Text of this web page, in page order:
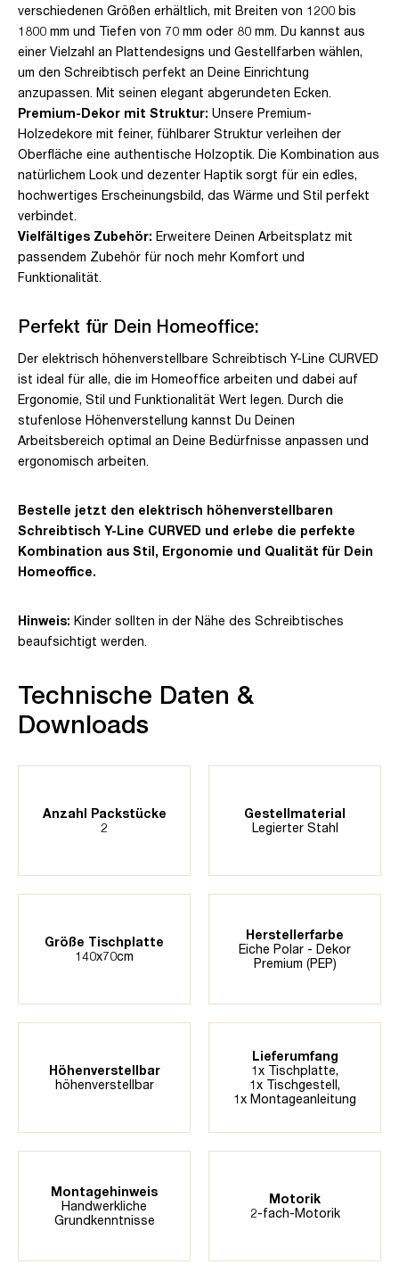
verschiedenen Größen erhältlich, mit Breiten von 1200 bis
1800 mm und Tiefen von 70 mm oder 80 mm. Du kannst aus
einer Vielzahl an Plattendesigns und Gestellfarben wählen,
um den Schreibtisch perfekt an Deine Einrichtung
anzupassen. Mit seinen elegant abgerundeten Ecken.
Premium-Dekor mit Struktur: Unsere Premium-
Holzedekore mit feiner, fühlbarer Struktur verleihen der
Oberfläche eine authentische Holzoptik. Die Kombination aus
natürlichem Look und dezenter Haptik sorgt für ein edles,
hochwertiges Erscheinungsbild, das Wärme und Stil perfekt
verbindet.
Vielfältiges Zubehör: Erweitere Deinen Arbeitsplatz mit
passendem Zubehör für noch mehr Komfort und
Funktionalität.
Perfekt für Dein Homeoffice:
Der elektrisch höhenverstellbare Schreibtisch Y-Line CURVED
ist ideal für alle, die im Homeoffice arbeiten und dabei auf
Ergonomie, Stil und Funktionalität Wert legen. Durch die
stufenlose Höhenverstellung kannst Du Deinen
Arbeitsbereich optimal an Deine Bedürfnisse anpassen und
ergonomisch arbeiten.
Bestelle jetzt den elektrisch höhenverstellbaren
Schreibtisch Y-Line CURVED und erlebe die perfekte
Kombination aus Stil, Ergonomie und Qualität für Dein
Homeoffice.
Hinweis: Kinder sollten in der Nähe des Schreibtisches
beaufsichtigt werden.
Technische Daten &
Downloads
Anzahl Packstücke
2
Gestellmaterial
Legierter Stahl
Größe Tischplatte
140x70cm
Herstellerfarbe
Eiche Polar - Dekor
Premium (PEP)
Höhenverstellbar
höhenverstellbar
Lieferumfang
1x Tischplatte,
1x Tischgestell,
1x Montageanleitung
Montagehinweis
Handwerkliche
Grundkenntnisse
Motorik
2-fach-Motorik